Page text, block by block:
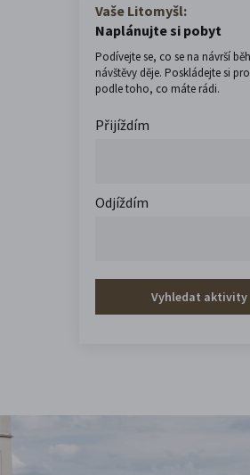
Vaše Litomyšl:
Naplánujte si pobyt
Podívejte se, co se na návrší
návštěvy děje. Poskládejte si
podle toho, co máte rádi.
Přijíždím
Odjíždím
Vyhledat aktivity